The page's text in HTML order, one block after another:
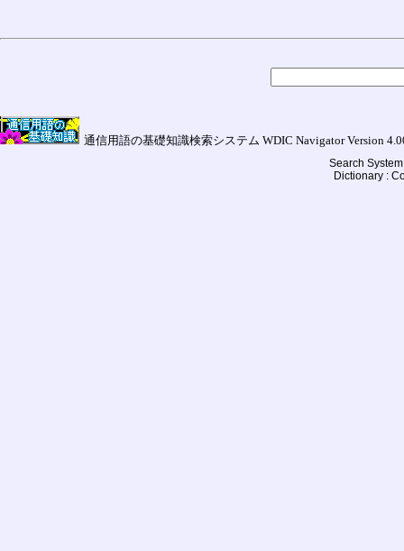
通信用語の基礎知識検索システム WDIC Navigator Version
Search
Dictionary :